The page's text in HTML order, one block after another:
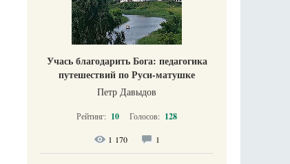
Учась благодарить Бога: педагогика
путешествий по Руси-матушке
Петр Давыдов
Рейтинг: 10 Голосов: 128
1 170 1